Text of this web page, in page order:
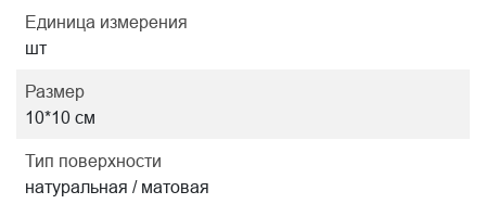
Единица измерения
шт
Размер
10*10 см
Тип поверхности
натуральная / матовая